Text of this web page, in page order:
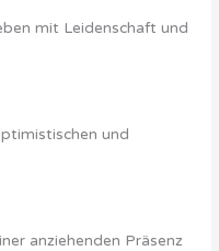
mit Leidenschaft und
und
anziehenden Präsenz